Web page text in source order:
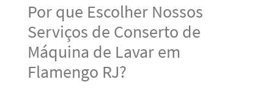
Por que Escolher Nossos
Serviços de Conserto de
Máquina de Lavar em
Flamengo RJ?